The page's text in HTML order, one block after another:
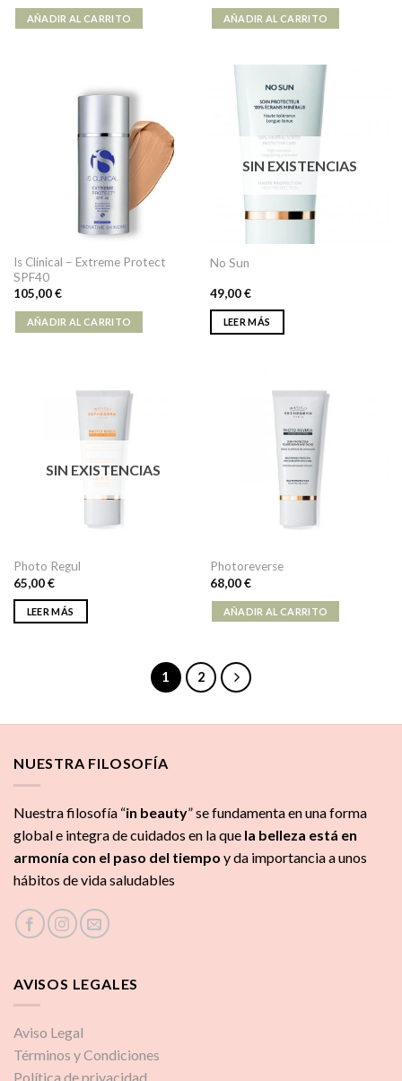
AÑADIR AL CARRITO AÑADIR AL CARRITO
Is Clinical – Extreme Protect
SPF40
105,00€
AÑADIR AL CARRITO
SIN EXISTENCIAS
No Sun
49,00€
LEER MÁS
SIN EXISTENCIAS
Photo Regul
65,00€
LEER MÁS
Photoreverse
68,00€
AÑADIR AL CARRITO
1 2
NUESTRA FILOSOFÍA
Nuestra filosofía “in beauty” se fundamenta en una forma
global e integra de cuidados en la que la belleza está en
armonía con el paso del tiempo y da importancia a unos
hábitos de vida saludables
AVISOS LEGALES
Aviso Legal
Términos y Condiciones
Política de privacidad